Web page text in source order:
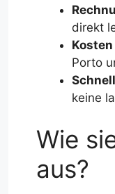
direkt
Porto
keine
Wie
aus?